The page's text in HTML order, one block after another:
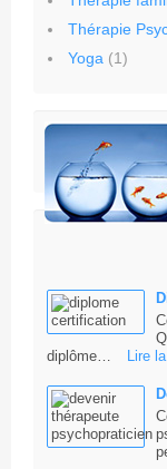
Thérapie
Yoga (1)
diplôme…
Lire